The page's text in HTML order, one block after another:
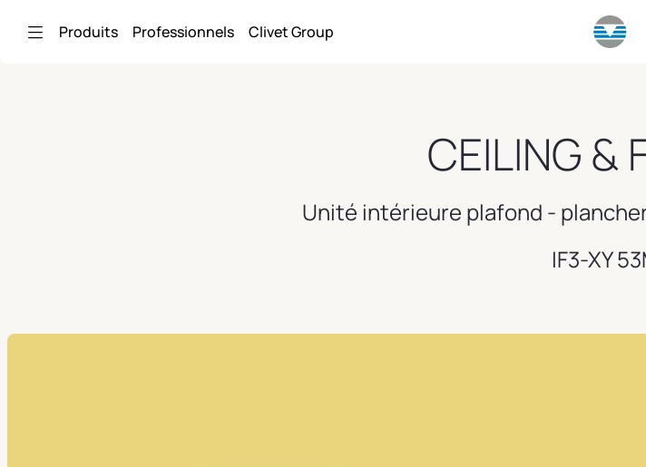
Produits Professionnels Clivet Group
CEILING &
Unité intérieure plafond -
IF3-XY